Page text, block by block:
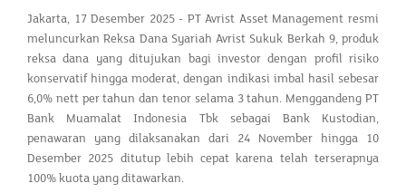
Jakarta, 17 Desember 2025 - PT Avrist Asset Management resmi
meluncurkan Reksa Dana Syariah Avrist Sukuk Berkah 9, produk
reksa dana yang ditujukan bagi investor dengan profil risiko
konservatif hingga moderat, dengan indikasi imbal hasil sebesar
6,0% nett per tahun dan tenor selama 3 tahun. Menggandeng PT
Bank Muamalat Indonesia Tbk sebagai Bank Kustodian,
penawaran yang dilaksanakan dari 24 November hingga 10
Desember 2025 ditutup lebih cepat karena telah terserapnya
100% kuota yang ditawarkan.